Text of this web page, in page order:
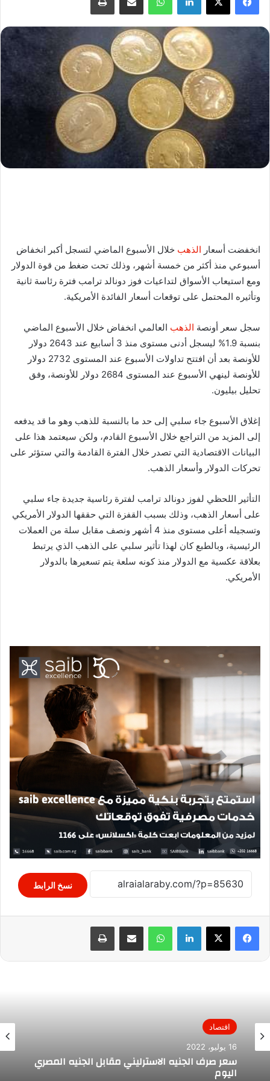
انخفضت أسعار الذهب خلال الأسبوع الماضي لتسجل أكبر انخفاض
أسبوعي منذ أكثر من خمسة أشهر، وذلك تحت ضغط من قوة الدولار
ومع استيعاب الأسواق لتداعيات فوز دونالد ترامب فترة رئاسة ثانية
وتأثيره المحتمل على توقعات أسعار الفائدة الأمريكية.
سجل سعر أونصة الذهب العالمي انخفاض خلال الأسبوع الماضي
بنسبة 1.9% ليسجل أدنى مستوى منذ 3 أسابيع عند 2643 دولار
للأونصة بعد أن افتتح تداولات الأسبوع عند المستوى 2732 دولار
للأونصة لينهي الأسبوع عند المستوى 2684 دولار للأونصة، وفق
تحليل بيليون.
إغلاق الأسبوع جاء سلبي إلى حد ما بالنسبة للذهب وهو ما قد يدفعه
إلى المزيد من التراجع خلال الأسبوع القادم، ولكن سيعتمد هذا على
البيانات الاقتصادية التي تصدر خلال الفترة القادمة والتي ستؤثر على
تحركات الدولار وأسعار الذهب.
التأثير اللحظي لفوز دونالد ترامب لفترة رئاسية جديدة جاء سلبي
على أسعار الذهب، وذلك بسبب القفزة التي حققها الدولار الأمريكي
وتسجيله أعلى مستوى منذ 4 أشهر ونصف مقابل سلة من العملات
الرئيسية، وبالطبع كان لهذا تأثير سلبي على الذهب الذي يرتبط
بعلاقة عكسية مع الدولار منذ كونه سلعة يتم تسعيرها بالدولار
الأمريكي.
نسخ الرابط
لينكدإن واتساب مشاركة عبر البريد طباعة
اقتصاد
16 يوليو، 2022
سعر صرف الجنيه الاسترليني مقابل الجنيه المصري
اليوم